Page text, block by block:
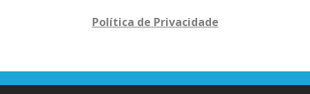
Política de Privacidade